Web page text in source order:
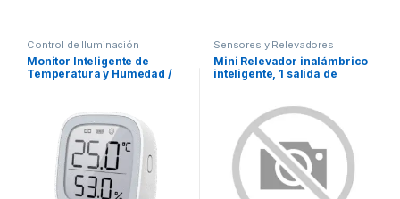
Control de Iluminación
Monitor Inteligente de
Temperatura y Humedad /
Automatización Smart Home
/ Batería 2 Años / 868-922
Sensores y Relevadores
Mini Relevador inalámbrico
inteligente, 1 salida de
y GoogleHome